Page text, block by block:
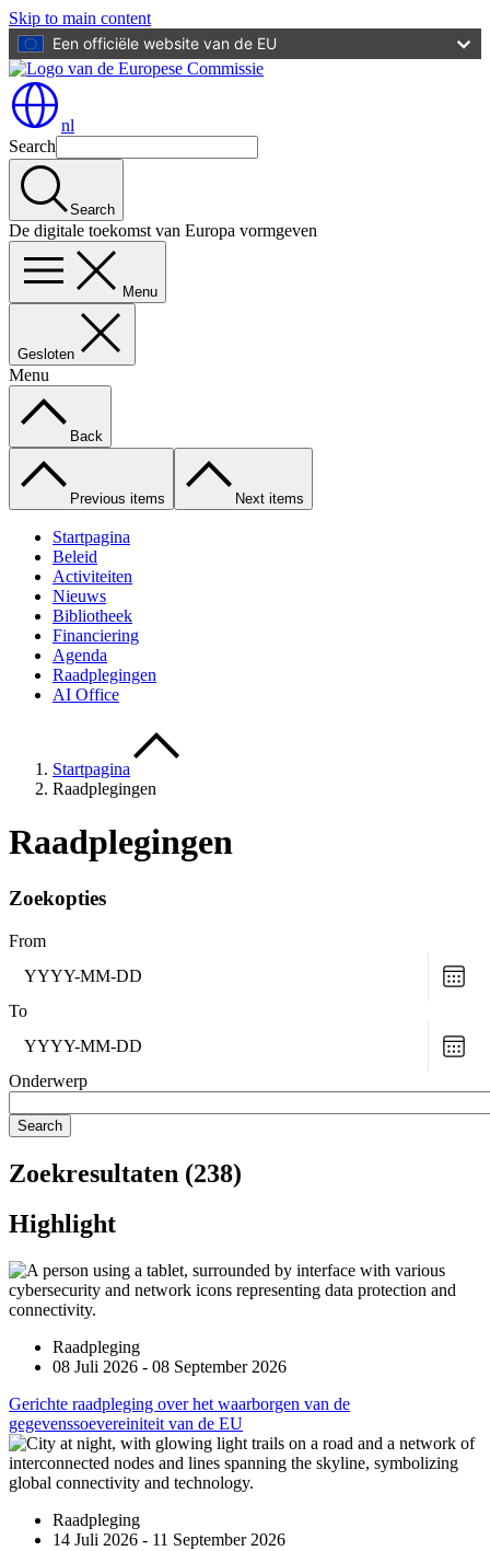
Skip to main content
Een officiële website van de EU
nl
Search
Search
De digitale toekomst van Europa vormgeven
Menu
Gesloten
Menu
Back
Previous items Next items
Startpagina
Beleid
Activiteiten
Nieuws
Bibliotheek
Financiering
Agenda
Raadplegingen
AI Office
Startpagina
Raadplegingen
Raadplegingen
Zoekopties
From
date
To
date
Onderwerp
Search
Zoekresultaten (238)
Highlight
Raadpleging
08 Juli 2026 - 08 September 2026
Gerichte raadpleging over het waarborgen van de
gegevenssoevereiniteit van de EU
Raadpleging
14 Juli 2026 - 11 September 2026